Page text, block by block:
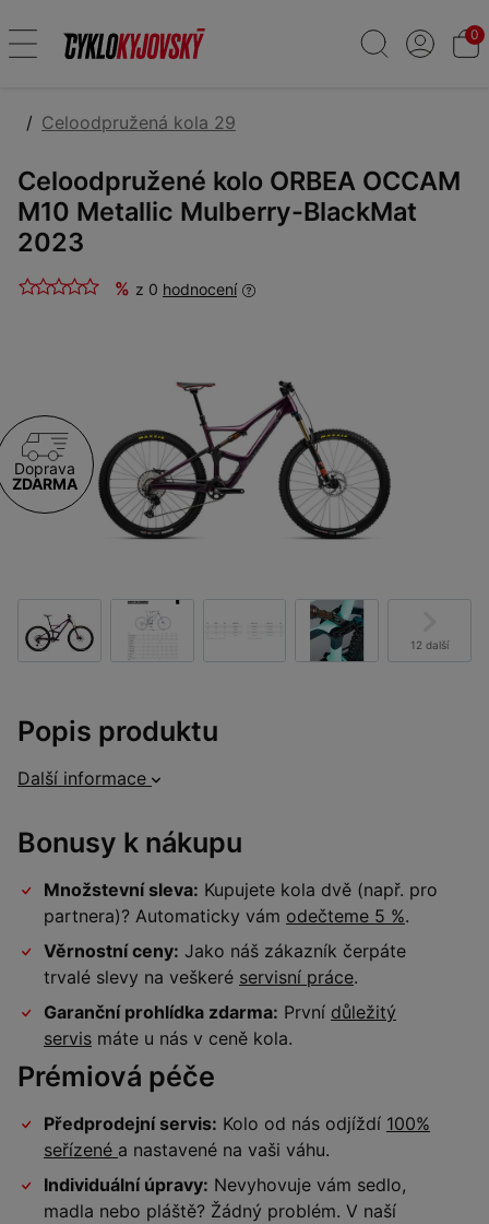
0
Celoodpružená kola 29
Celoodpružené kolo ORBEA OCCAM
M10 Metallic Mulberry-BlackMat
2023
% z 0 hodnocení
Doprava
ZDARMA
12 další
Popis produktu
Další informace
Bonusy k nákupu
Množstevní sleva: Kupujete kola dvě (např. pro
partnera)? Automaticky vám odečteme 5 %.
Věrnostní ceny: Jako náš zákazník čerpáte
trvalé slevy na veškeré servisní práce.
Garanční prohlídka zdarma: První důležitý
servis máte u nás v ceně kola.
Prémiová péče
Předprodejní servis: Kolo od nás odjíždí 100%
seřízené a nastavené na vaši váhu.
Individuální úpravy: Nevyhovuje vám sedlo,
madla nebo pláště? Žádný problém. V naší